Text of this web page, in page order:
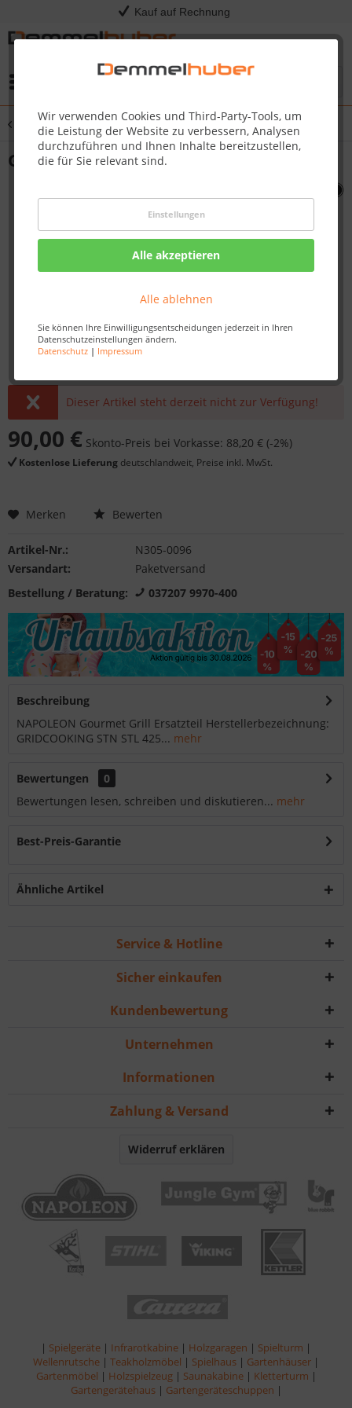
Kauf auf Rechnung
Wir verwenden Cookies und Third-Party-Tools, um
die Leistung der Website zu verbessern, Analysen
durchzuführen und Ihnen Inhalte bereitzustellen,
die für Sie relevant sind.
Einstellungen
Alle akzeptieren
Alle ablehnen
Sie können Ihre Einwilligungsentscheidungen jederzeit in Ihren
Datenschutzeinstellungen ändern.
Datenschutz| Impressum
Übersicht Sonstige Ersatzteile
GRIDCOOKING STN STL 425 #N305-0096
Dieser Artikel steht derzeit nicht zur Verfügung!
90,00 € Skonto-Preis bei Vorkasse: 88,20 € (-2%)
Kostenlose Lieferung deutschlandweit, Preise inkl. MwSt.
Merken Bewerten
Artikel-Nr.:
N305-0096
Versandart:
Paketversand
Bestellung / Beratung:
037207 9970-400
Beschreibung
NAPOLEON Gourmet Grill Ersatzteil Herstellerbezeichnung:
GRIDCOOKING STN STL 425... mehr
Bewertungen
0
Bewertungen lesen, schreiben und diskutieren... mehr
Best-Preis-Garantie
Ähnliche Artikel
Service & Hotline
Sicher einkaufen
Kundenbewertung
Unternehmen
Informationen
Zahlung & Versand
Widerruf erklären
| Spielgeräte | Infrarotkabine | Holzgaragen | Spielturm |
Wellenrutsche | Teakholzmöbel | Spielhaus | Gartenhäuser |
Gartenmöbel | Holzspielzeug | Saunakabine | Kletterturm |
Gartengerätehaus | Gartengeräteschuppen |